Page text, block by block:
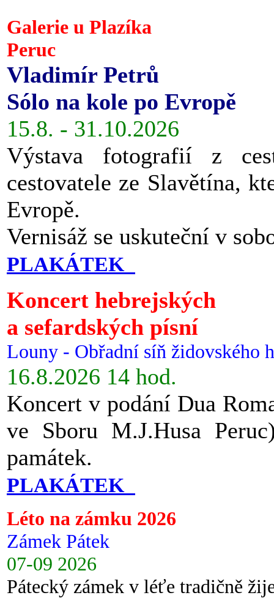
Galerie u Plazíka
Peruc
Vladimír Petrů
Sólo na kole po Evropě
15.8. - 31.10.2026
Výstava fotografií z
cestovatele ze Slavětína,
Evropě.
Vernisáž se uskuteční v
PLAKÁTEK
Koncert hebrejských
a sefardských písní
Louny - Obřadní síň židovského
16.8.2026 14 hod.
Koncert v podání Dua
ve Sboru M.J.Husa
památek.
PLAKÁTEK
Léto na zámku 2026
Zámek Pátek
07-09 2026
Pátecký zámek v léťe tradičně